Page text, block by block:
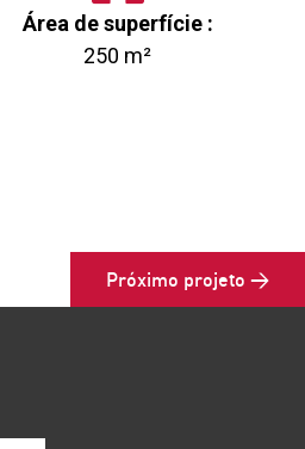
Área de superfície :
250 m²
Próximo projeto >